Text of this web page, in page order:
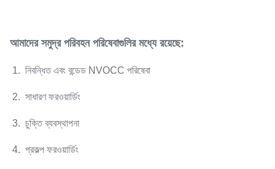
আমাদের সমুদ্র পরিবহন পরিষেবাগুলির মধ্যে রয়েছে:
1. নিবন্ধিত এবং বন্ডেড NVOCC পরিষেবা
2. সাধারণ ফরওয়ার্ডিং
3. চুক্তি ব্যবস্থাপনা
4. প্রকল্প ফরওয়ার্ডিং